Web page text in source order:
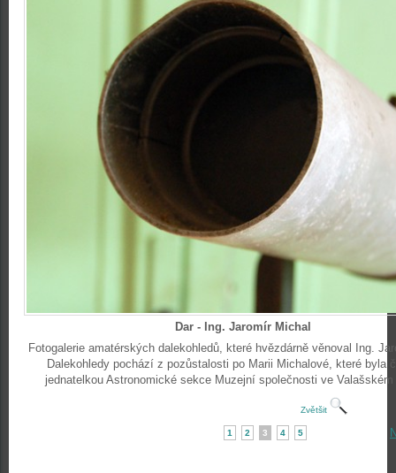
Dar - Ing. Jaromír Michal
Fotogalerie amatérských dalekohledů, které hvězdárně věnoval Ing.
Dalekohledy pochází z pozůstalosti po Marii Michalové, které byla
jednatelkou Astronomické sekce Muzejní společnosti ve
Zvětšit
1 2 3 4 5